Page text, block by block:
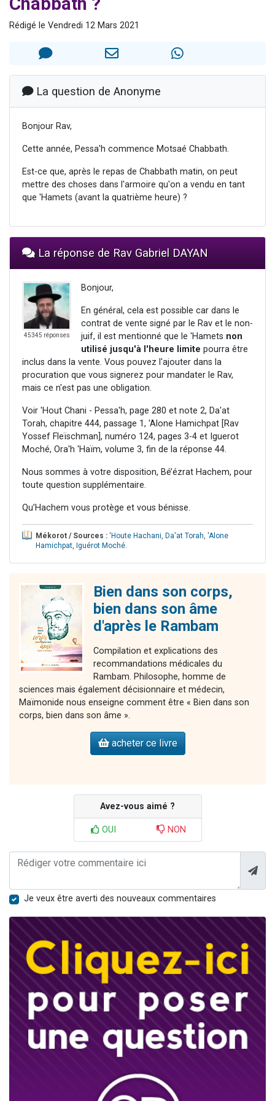
Rédigé le Vendredi 12 Mars 2021
La question de Anonyme
Bonjour Rav,
Cette année, Pessa'h commence Motsaé Chabbath.
Est-ce que, après le repas de Chabbath matin, on peut
mettre des choses dans l'armoire qu'on a vendu en tant
que 'Hamets (avant la quatrième heure) ?
La réponse de Rav Gabriel DAYAN
45345 réponses
Bonjour,
En général, cela est possible car dans le
contrat de vente signé par le Rav et le non-
juif, il est mentionné que le 'Hamets non
utilisé jusqu'à l'heure limite pourra être
inclus dans la vente. Vous pouvez l'ajouter dans la
procuration que vous signerez pour mandater le Rav,
mais ce n'est pas une obligation.
Voir 'Hout Chani - Pessa'h, page 280 et note 2, Da'at
Torah, chapitre 444, passage 1, 'Alone Hamichpat [Rav
Yossef Fleïschman], numéro 124, pages 3-4 et Iguerot
Moché, Ora'h 'Haïm, volume 3, fin de la réponse 44.
Nous sommes à votre disposition, Bé’ézrat Hachem, pour
toute question supplémentaire.
Qu’Hachem vous protège et vous bénisse.
Mékorot / Sources : 'Houte Hachani, Da'at Torah, 'Alone
Hamichpat, Iguérot Moché.
Bien dans son corps,
bien dans son âme
d'après le Rambam
Compilation et explications des
recommandations médicales du
Rambam. Philosophe, homme de
sciences mais également décisionnaire et médecin,
Maïmonide nous enseigne comment être « Bien dans son
corps, bien dans son âme ».
acheter ce livre
Avez-vous aimé ?
OUI NON
Je veux être averti des nouveaux commentaires